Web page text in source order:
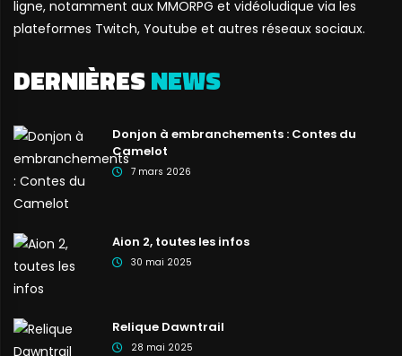
ligne, notamment aux MMORPG et vidéoludique via les
plateformes Twitch, Youtube et autres réseaux sociaux.
DERNIÈRESNEWS
Donjon à embranchements : Contes du
Camelot
7 mars 2026
Aion 2, toutes les infos
30 mai 2025
Relique Dawntrail
28 mai 2025